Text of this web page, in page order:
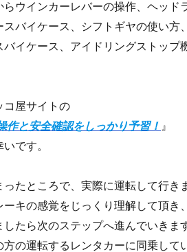
ウインカーレバーの操作、ヘッド
バイケース、シフトギヤの使い方
イケース、アイドリングストップ
コ屋サイトの
作と安全確認をしっかり予習！ 』
です。
たところで、実際に運転して行き
キの感覚をじっくり理解して頂き
たら次のステップへ進んでいきま
の運転するレンタカーに同乗して